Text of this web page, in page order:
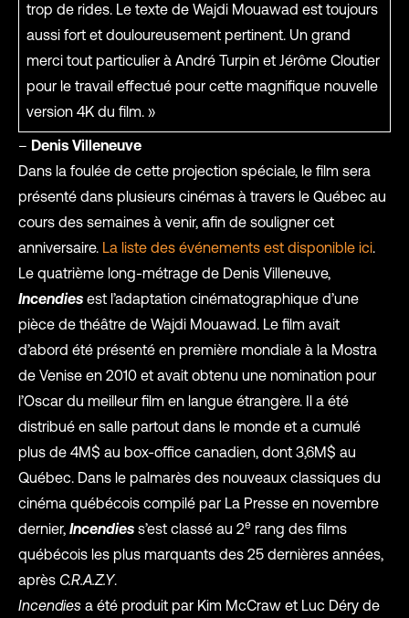
trop de rides. Le texte de Wajdi Mouawad est toujours
aussi fort et douloureusement pertinent. Un grand
merci tout particulier à André Turpin et Jérôme Cloutier
pour le travail effectué pour cette magnifique nouvelle
version 4K du film. »
– Denis Villeneuve
Dans la foulée de cette projection spéciale, le film sera
présenté dans plusieurs cinémas à travers le Québec au
cours des semaines à venir, afin de souligner cet
anniversaire. La liste des événements est disponible ici.
Le quatrième long-métrage de Denis Villeneuve,
Incendies est l’adaptation cinématographique d’une
pièce de théâtre de Wajdi Mouawad. Le film avait
d’abord été présenté en première mondiale à la Mostra
de Venise en 2010 et avait obtenu une nomination pour
l’Oscar du meilleur film en langue étrangère. Il a été
distribué en salle partout dans le monde et a cumulé
plus de 4M$ au box-office canadien, dont 3,6M$ au
Québec. Dans le palmarès des nouveaux classiques du
cinéma québécois compilé par La Presse en novembre
dernier, Incendies s’est classé au 2e rang des films
québécois les plus marquants des 25 dernières années,
après C.R.A.Z.Y.
Incendies a été produit par Kim McCraw et Luc Déry de